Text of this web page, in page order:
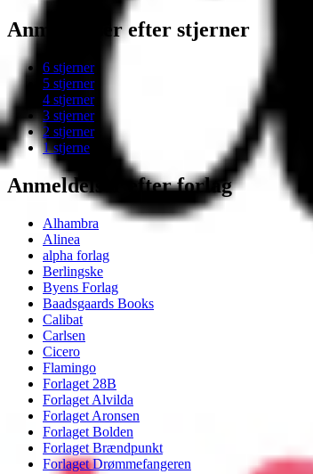
Anmeldelser efter stjerner
6 stjerner
5 stjerner
4 stjerner
3 stjerner
2 stjerner
1 stjerne
Anmeldelser efter forlag
Alhambra
Alinea
alpha forlag
Berlingske
Byens Forlag
Baadsgaards Books
Calibat
Carlsen
Cicero
Flamingo
Forlaget 28B
Forlaget Alvilda
Forlaget Aronsen
Forlaget Bolden
Forlaget Brændpunkt
Forlaget Drømmefangeren